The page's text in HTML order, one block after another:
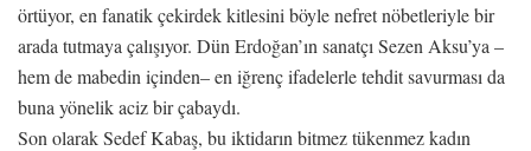
örtüyor, en fanatik çekirdek kitlesini böyle nefret nöbetleriyle bir
arada tutmaya çalışıyor. Dün Erdoğan’ın sanatçı Sezen Aksu’ya –
hem de mabedin içinden– en iğrenç ifadelerle tehdit savurması da
buna yönelik aciz bir çabaydı.
Son olarak Sedef Kabaş, bu iktidarın bitmez tükenmez kadın